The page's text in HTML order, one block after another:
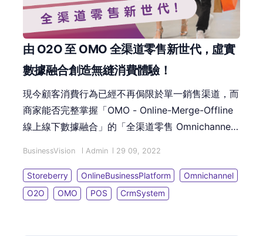
由 O2O 至 OMO 全渠道零售新世代，虛實
數據融合創造無縫消費體驗！
現今顧客消費行為已經不再侷限於單一銷售渠道，而
商家能否完整掌握「OMO - Online-Merge-Offline
線上線下數據融合」的「全渠道零售 Omnichannel
「OMO 全渠道零售模式」的必備對策！
BusinessVision Admin 29 09, 2022
Storeberry OnlineBusinessPlatform
Omnichannel
O2O
OMO POS CrmSystem